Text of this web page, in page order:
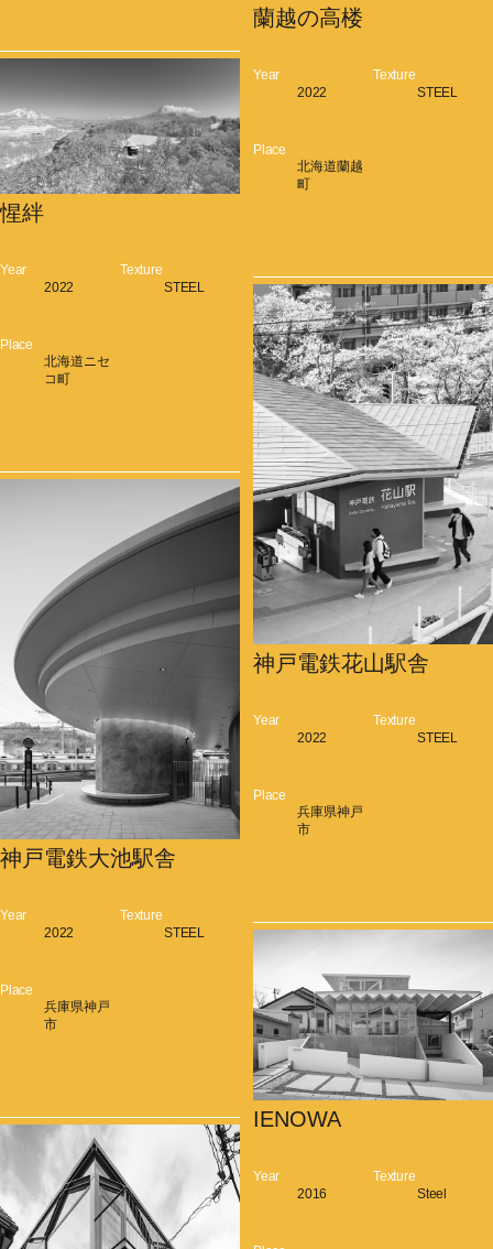
蘭越の高楼
Year
2022
Texture
STEEL
Place
北海道蘭越
町
惺絆
Year
2022
Texture
STEEL
Place
北海道ニセ
コ町
神戸電鉄花山駅舎
Year
2022
Texture
STEEL
Place
兵庫県神戸
市
神戸電鉄大池駅舎
Year
2022
Texture
STEEL
Place
兵庫県神戸
市
IENOWA
Year
2016
Texture
Steel